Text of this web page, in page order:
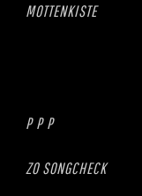
MOTTENKISTE
P P P
ZO SONGCHECK